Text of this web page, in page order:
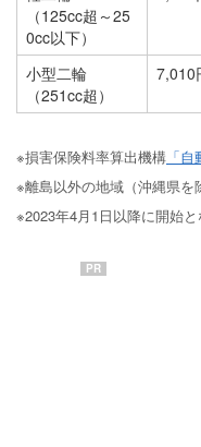
（125cc超～25
0cc以下）
小型二輪
（251cc超）
7,010
※損害保険料率算出機構 「
※離島以外の地域（沖縄県
※2023年4月1日以降に開始
PR